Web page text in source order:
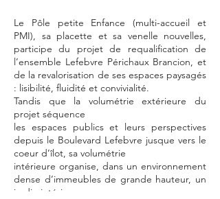
Le Pôle petite Enfance (multi-accueil et
PMI), sa placette et sa venelle nouvelles,
participe du projet de requalification de
l’ensemble Lefebvre Périchaux Brancion, et
de la revalorisation de ses espaces paysagés
: lisibilité, fluidité et convivialité.
Tandis que la volumétrie extérieure du
projet séquence
les espaces publics et leurs perspectives
depuis le Boulevard Lefebvre jusque vers le
coeur d’îlot, sa volumétrie
intérieure organise, dans un environnement
dense d’immeubles de grande hauteur, un
jardin intérieur